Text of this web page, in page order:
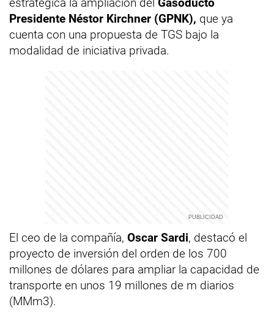
Presidente Néstor Kirchner (GPNK), que ya
cuenta con una propuesta de TGS bajo la
modalidad de iniciativa privada.
El ceo de la compañía, Oscar Sardi, destacó el
proyecto de inversión del orden de los 700
millones de dólares para ampliar la capacidad de
transporte en unos 19 millones de m diarios
(MMm3).